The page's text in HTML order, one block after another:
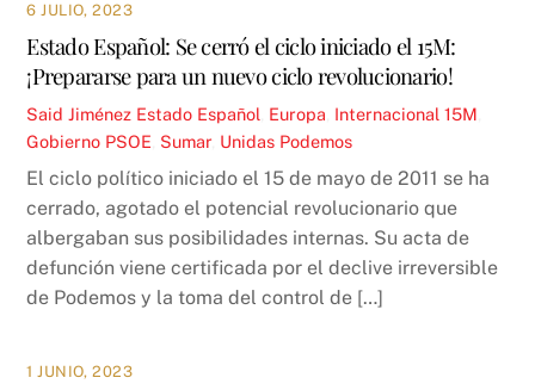
6 JULIO, 2023
Estado Español: Se cerró el ciclo iniciado el 15M:
¡Prepararse para un nuevo ciclo revolucionario!
Said Jiménez Estado Español Europa Internacional 15M
Gobierno PSOE Sumar, Unidas Podemos
El ciclo político iniciado el 15 de mayo de 2011 se ha
cerrado, agotado el potencial revolucionario que
albergaban sus posibilidades internas. Su acta de
defunción viene certificada por el declive irreversible
de Podemos y la toma del control de […]
1 JUNIO, 2023